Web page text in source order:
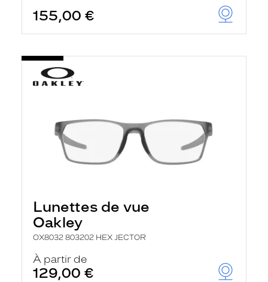
155,00 €
Lunettes de vue
Oakley
OX8032 803202 HEX JECTOR
À partir de
129,00 €